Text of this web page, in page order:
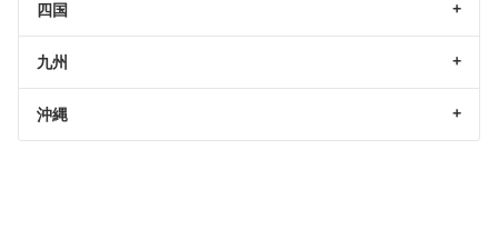
四国
九州
沖縄